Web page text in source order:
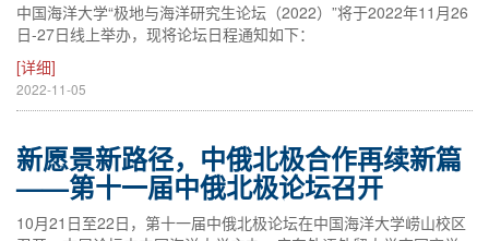
中国海洋大学“极地与海洋研究生论坛（2022）”将于2022年11月26
日-27日线上举办，现将论坛日程通知如下：
[详细]
2022-11-05
新愿景新路径，中俄北极合作再续新篇
——第十一届中俄北极论坛召开
10月21日至22日，第十一届中俄北极论坛在中国海洋大学崂山校区